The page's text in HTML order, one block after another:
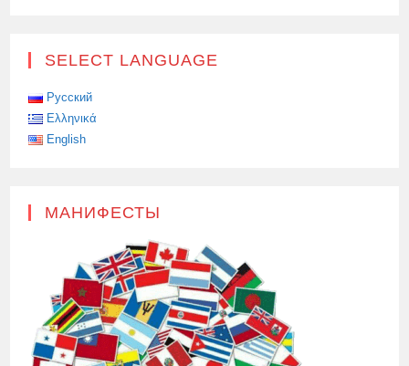
SELECT LANGUAGE
Русский
Ελληνικά
English
МАНИФЕСТЫ